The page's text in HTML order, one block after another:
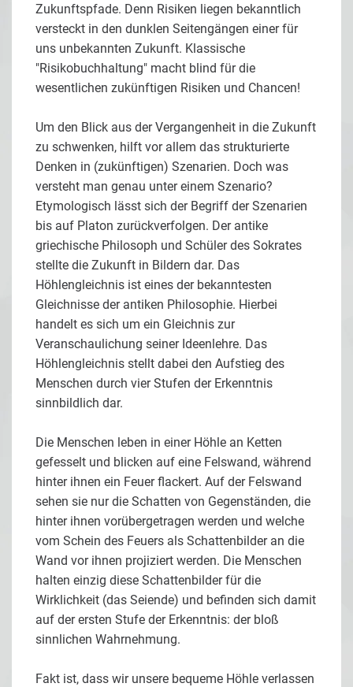
Zukunftspfade. Denn Risiken liegen bekanntlich
versteckt in den dunklen Seitengängen einer für
uns unbekannten Zukunft. Klassische
"Risikobuchhaltung" macht blind für die
wesentlichen zukünftigen Risiken und Chancen!
Um den Blick aus der Vergangenheit in die Zukunft
zu schwenken, hilft vor allem das strukturierte
Denken in (zukünftigen) Szenarien. Doch was
versteht man genau unter einem Szenario?
Etymologisch lässt sich der Begriff der Szenarien
bis auf Platon zurückverfolgen. Der antike
griechische Philosoph und Schüler des Sokrates
stellte die Zukunft in Bildern dar. Das
Höhlengleichnis ist eines der bekanntesten
Gleichnisse der antiken Philosophie. Hierbei
handelt es sich um ein Gleichnis zur
Veranschaulichung seiner Ideenlehre. Das
Höhlengleichnis stellt dabei den Aufstieg des
Menschen durch vier Stufen der Erkenntnis
sinnbildlich dar.
Die Menschen leben in einer Höhle an Ketten
gefesselt und blicken auf eine Felswand, während
hinter ihnen ein Feuer flackert. Auf der Felswand
sehen sie nur die Schatten von Gegenständen, die
hinter ihnen vorübergetragen werden und welche
vom Schein des Feuers als Schattenbilder an die
Wand vor ihnen projiziert werden. Die Menschen
halten einzig diese Schattenbilder für die
Wirklichkeit (das Seiende) und befinden sich damit
auf der ersten Stufe der Erkenntnis: der bloß
sinnlichen Wahrnehmung.
Fakt ist, dass wir unsere bequeme Höhle verlassen